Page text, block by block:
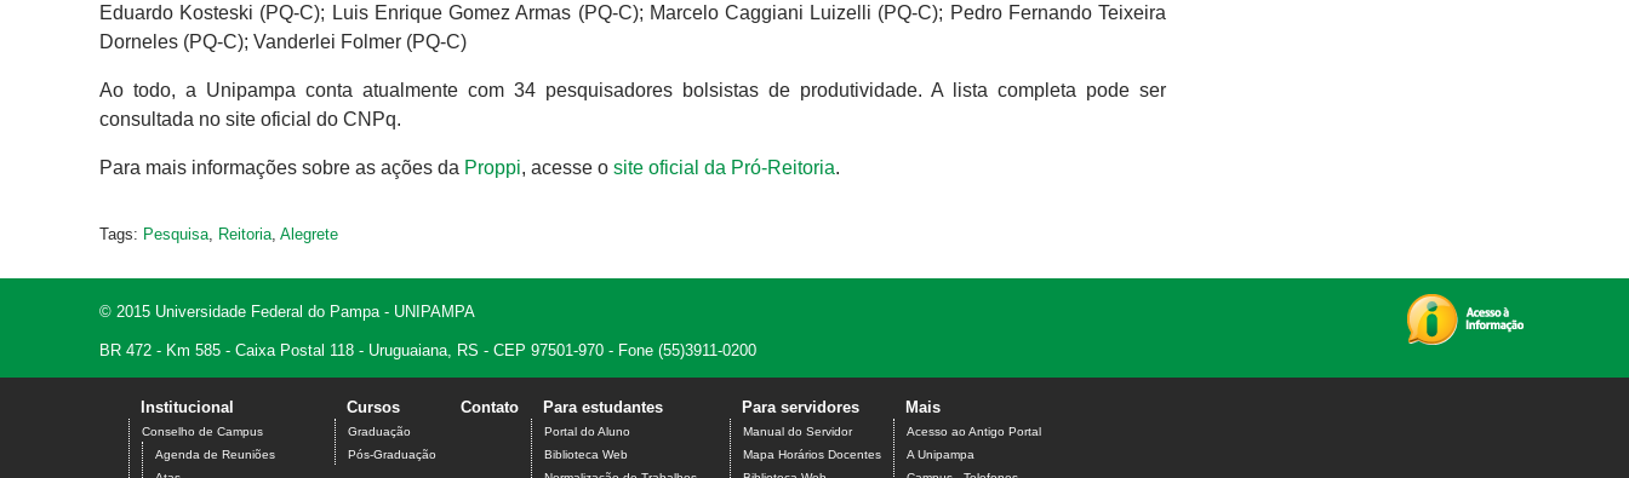
Eduardo Kosteski (PQ-C); Luis Enrique Gomez Armas (PQ-C); Marcelo Caggiani Luizelli (PQ-C); Pedro Fernando Teixeira
Dorneles (PQ-C); Vanderlei Folmer (PQ-C)
Ao todo, a Unipampa conta atualmente com 34 pesquisadores bolsistas de produtividade. A lista completa pode ser
consultada no site oficial do CNPq.
Para mais informações sobre as ações da Proppi, acesse o site oficial da Pró-Reitoria.
Tags: Pesquisa Reitoria Alegrete
© 2015 Universidade Federal do Pampa - UNIPAMPA
BR 472 - Km 585 - Caixa Postal 118 - Uruguaiana, RS - CEP 97501-970 - Fone (55)3911-0200
Institucional
Conselho de Campus
Agenda de Reuniões
Cursos
Graduação
Pós-Graduação
Contato Para estudantes
Portal do Aluno
Biblioteca Web
Para servidores
Manual do Servidor
Mapa Horários Docentes
Mais
Acesso ao Antigo Portal
A Unipampa